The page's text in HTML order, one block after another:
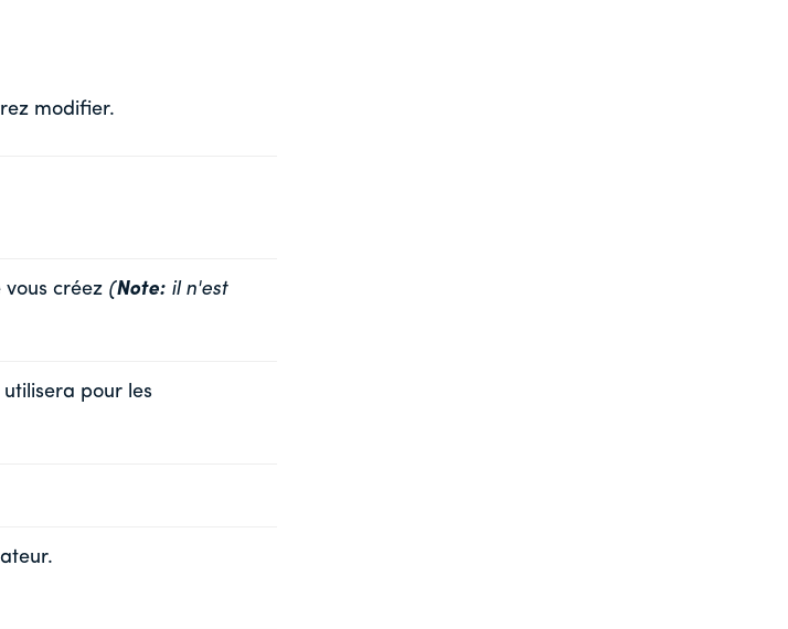
modifier.
créez (Note:il n'est
pour les